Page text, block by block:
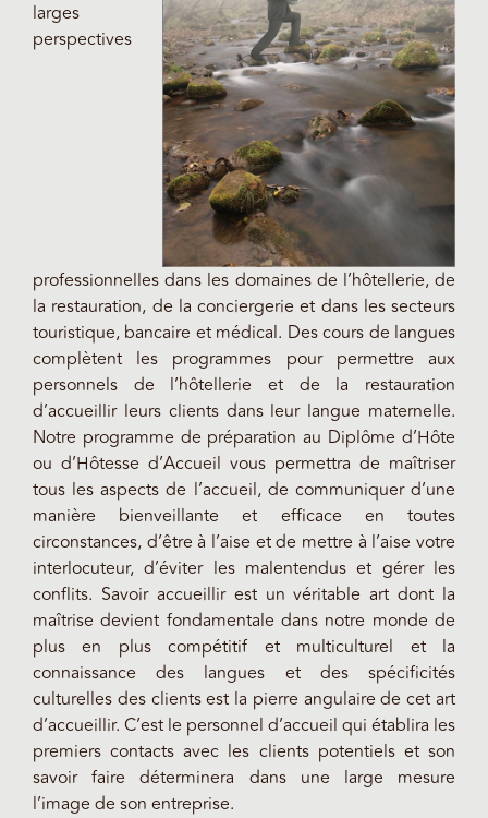
larges
perspectives
professionnelles dans les domaines de l’hôtellerie, de
la restauration, de la conciergerie et dans les secteurs
touristique, bancaire et médical. Des cours de langues
complètent les programmes pour permettre aux
personnels de l’hôtellerie et de la restauration
d’accueillir leurs clients dans leur langue maternelle.
Notre programme de préparation au Diplôme d’Hôte
ou d’Hôtesse d’Accueil vous permettra de maîtriser
tous les aspects de l’accueil, de communiquer d’une
manière bienveillante et efficace en toutes
circonstances, d’être à l’aise et de mettre à l’aise votre
interlocuteur, d’éviter les malentendus et gérer les
conflits. Savoir accueillir est un véritable art dont la
maîtrise devient fondamentale dans notre monde de
plus en plus compétitif et multiculturel et la
connaissance des langues et des spécificités
culturelles des clients est la pierre angulaire de cet art
d’accueillir. C’est le personnel d’accueil qui établira les
premiers contacts avec les clients potentiels et son
savoir faire déterminera dans une large mesure
l’image de son entreprise.